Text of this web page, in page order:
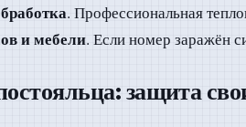
. Профессиональная
и мебели. Если номер заражён
защита